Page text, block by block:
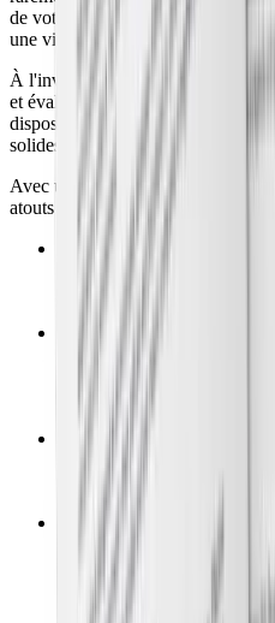
de votre sécurité n'est pas
une vision holistique, en temps
À l'inverse, une
et évaluer votre sécurité cloud en
dispositif plus efficace, vous
solides pour un cloud plus sûr.
Avec une CNAPP comme Wiz,
atouts suivants :
vos environnements cloud,
visibilité sur tous les actifs,
fonctions serverless, les
réel risques, expositions
pour détecter des écarts de
fournisseurs de services